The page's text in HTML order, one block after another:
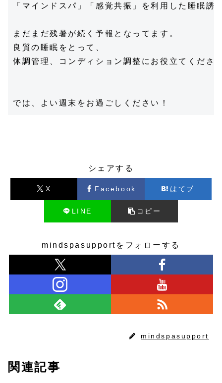
「マインドスパ」「感覚共振」を利用した睡眠誘
まだまだ残暑が続く予報となってます。
良質の睡眠をとって、
体調管理、コンディション調整にお役立てくださ
シェアする
X Facebook はてブ
LINE コピー
mindspasupportをフォローする
mindspasupport
関連記事